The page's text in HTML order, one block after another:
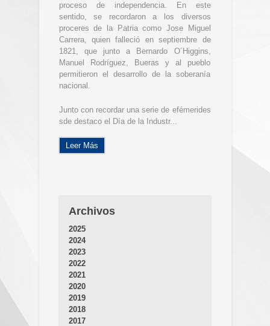
proceso de independencia. En este
sentido, se recordaron a los diversos
proceres de la Patria como Jose Miguel
Carrera, quien falleció en septiembre de
1821, que junto a Bernardo O´Higgins,
Manuel Rodríguez, Bueras y al pueblo
permitieron el desarrollo de la soberanía
nacional.
Junto con recordar una serie de efémerides
sde destaco el Día de la Industr...
Leer Más
Archivos
2025
2024
2023
2022
2021
2020
2019
2018
2017